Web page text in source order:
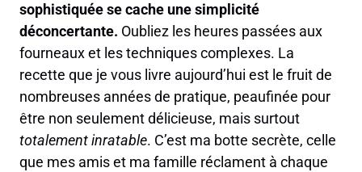
sophistiquée se cache une simplicité
déconcertante. Oubliez les heures passées aux
fourneaux et les techniques complexes. La
recette que je vous livre aujourd’hui est le fruit de
nombreuses années de pratique, peaufinée pour
être non seulement délicieuse, mais surtout
totalement inratable. C’est ma botte secrète, celle
que mes amis et ma famille réclament à chaque